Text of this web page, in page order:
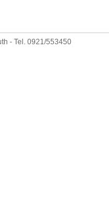
- Tel. 0921/553450